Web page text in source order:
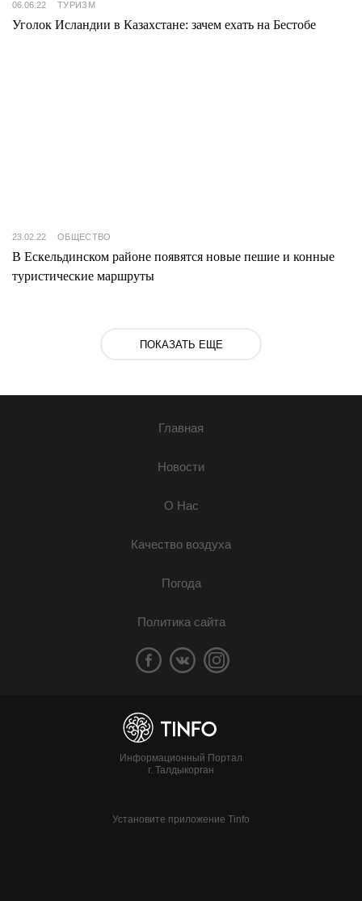
06.06.22 ТУРИЗМ
Уголок Исландии в Казахстане: зачем ехать на Бестобе
23.02.22 ОБЩЕСТВО
В Ескельдинском районе появятся новые пешие и конные
туристические маршруты
ПОКАЗАТЬ ЕЩЕ
Главная
Новости
О Нас
Качество воздуха
Погода
Политика сайта
Информационный Портал
г. Талдыкорган
Установите приложение Tinfo